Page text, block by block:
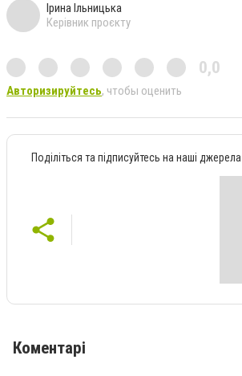
Ірина Ільницька
Керівник проєкту
0,0
Авторизируйтесь, чтобы оценить
Поділіться та підписуйтесь на наші джерела
Коментарі